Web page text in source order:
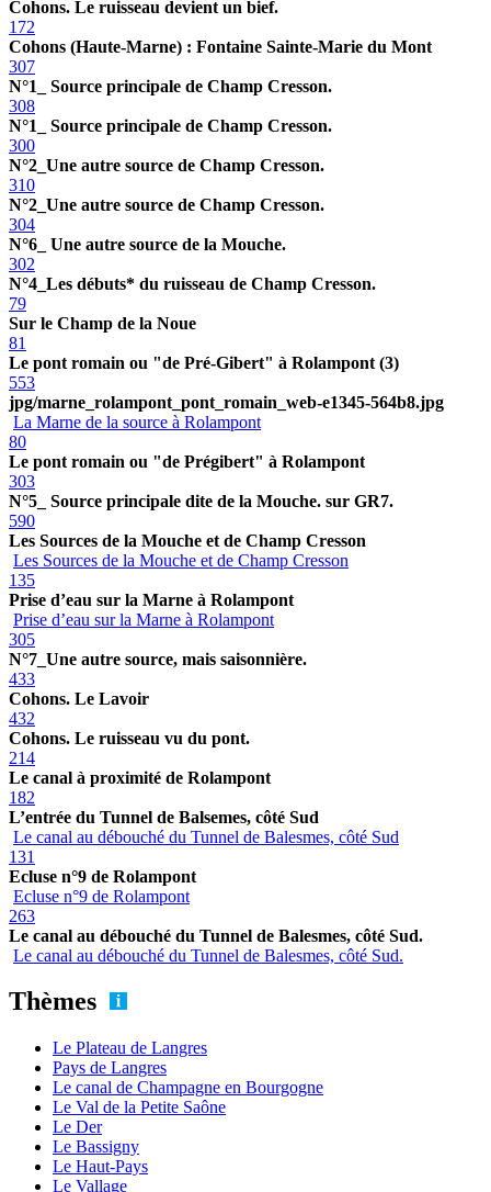
Cohons. Le ruisseau devient un bief.
172
Cohons (Haute-Marne) : Fontaine Sainte-Marie du Mont
307
N°1_ Source principale de Champ Cresson.
308
N°1_ Source principale de Champ Cresson.
300
N°2_Une autre source de Champ Cresson.
310
N°2_Une autre source de Champ Cresson.
304
N°6_ Une autre source de la Mouche.
302
N°4_Les débuts* du ruisseau de Champ Cresson.
79
Sur le Champ de la Noue
81
Le pont romain ou "de Pré-Gibert" à Rolampont (3)
553
jpg/marne_rolampont_pont_romain_web-e1345-564b8.jpg
La Marne de la source à Rolampont
80
Le pont romain ou "de Prégibert" à Rolampont
303
N°5_ Source principale dite de la Mouche. sur GR7.
590
Les Sources de la Mouche et de Champ Cresson
Les Sources de la Mouche et de Champ Cresson
135
Prise d’eau sur la Marne à Rolampont
Prise d’eau sur la Marne à Rolampont
305
N°7_Une autre source, mais saisonnière.
433
Cohons. Le Lavoir
432
Cohons. Le ruisseau vu du pont.
214
Le canal à proximité de Rolampont
182
L’entrée du Tunnel de Balsemes, côté Sud
Le canal au débouché du Tunnel de Balesmes, côté Sud
131
Ecluse n°9 de Rolampont
Ecluse n°9 de Rolampont
263
Le canal au débouché du Tunnel de Balesmes, côté Sud.
Le canal au débouché du Tunnel de Balesmes, côté Sud.
Thèmes
Le Plateau de Langres
Pays de Langres
Le canal de Champagne en Bourgogne
Le Val de la Petite Saône
Le Der
Le Bassigny
Le Haut-Pays
Le Vallage